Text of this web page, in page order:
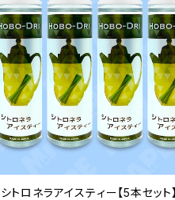
シトロネラアイスティー【5本セット】